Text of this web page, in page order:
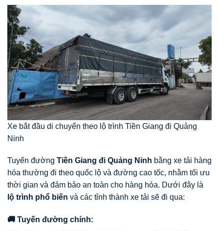
Xe bắt đầu di chuyển theo lộ trình Tiền Giang đi Quảng
Ninh
Tuyến đường Tiền Giang đi Quảng Ninh bằng xe tải hàng
hóa thường đi theo quốc lộ và đường cao tốc, nhằm tối ưu
thời gian và đảm bảo an toàn cho hàng hóa. Dưới đây là
lộ trình phổ biến và các tỉnh thành xe tải sẽ đi qua:
🚚 Tuyến đường chính: